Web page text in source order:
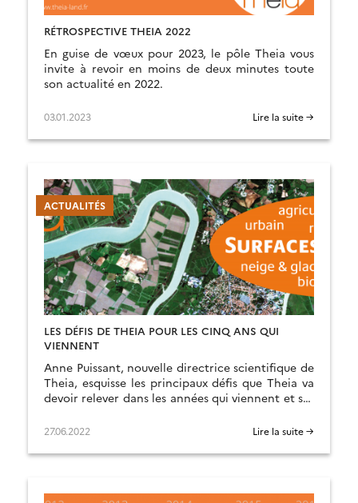
RÉTROSPECTIVE THEIA 2022
En guise de vœux pour 2023, le pôle Theia vous
invite à revoir en moins de deux minutes toute
son actualité en 2022.
03.01.2023 Lire la suite →
ACTUALITÉS
LES DÉFIS DE THEIA POUR LES CINQ ANS QUI
VIENNENT
Anne Puissant, nouvelle directrice scientifique de
Theia, esquisse les principaux défis que Theia va
devoir relever dans les années qui viennent et ses
27.06.2022 Lire la suite →